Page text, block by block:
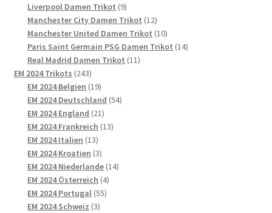
Liverpool Damen Trikot 99
Produkte
Manchester City Damen Trikot 1212
Produkte
Manchester United Damen Trikot 1010
Produkte
Paris Saint Germain PSG Damen Trikot 1414
Real Madrid Damen Trikot 1111
EM 2024 Trikots 243243
Produkte
EM 2024 Belgien 1919
Produkte
EM 2024 Deutschland 5454
EM 2024 England 2121
Produkte
EM 2024 Frankreich 1313
EM 2024 Italien 1313
Produkte
EM 2024 Kroatien 33
Produkte
EM 2024 Niederlande 1414
EM 2024 Österreich 44
EM 2024 Portugal 5555
EM 2024 Schweiz 33